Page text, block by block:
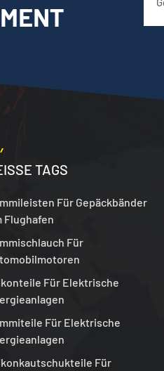
TAGS
Für Gepäckbänder
Flughafen
Für
Für Elektrische
Für Elektrische
Für